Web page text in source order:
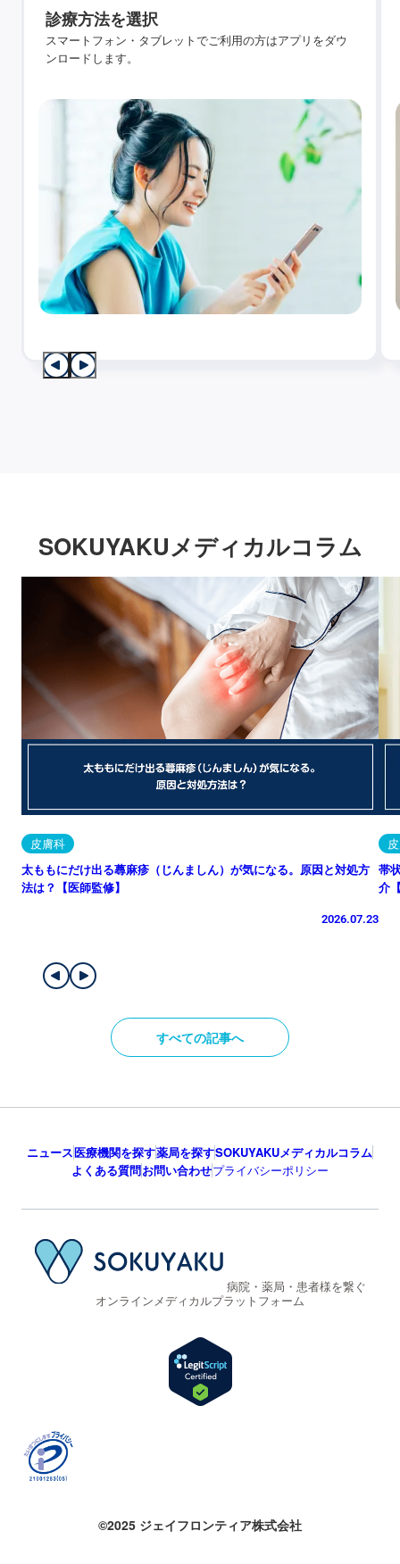
診療方法を選択
スマートフォン・タブレットでご利用の方はアプリをダウ
ンロードします。
SOKUYAKUメディカルコラム
皮膚科
太ももにだけ出る蕁麻疹（じんましん）が気になる。原因と対処方
法は？【医師監修】
2026.07.23
帯
介
すべての記事へ
ニュース医療機関を探す薬局を探すSOKUYAKUメディカルコラム
よくある質問お問い合わせプライバシーポリシー
病院・薬局・患者様を繋ぐ
オンラインメディカルプラットフォーム
©2025 ジェイフロンティア株式会社